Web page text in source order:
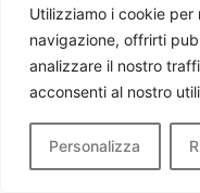
Utilizziamo i cookie
navigazione, offrirti
analizzare il nostro
acconsenti al nostro
Personalizza